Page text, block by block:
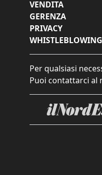
VENDITA
GERENZA
PRIVACY
WHISTLEBLOWING
Per qualsiasi
Puoi contattarci al